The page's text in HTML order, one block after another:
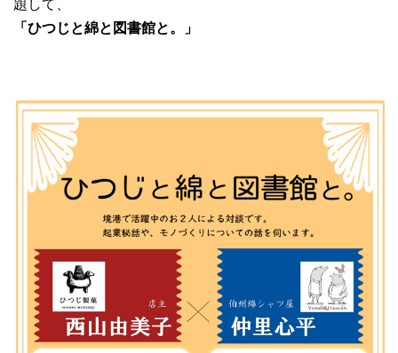
題して、
「ひつじと綿と図書館と。」